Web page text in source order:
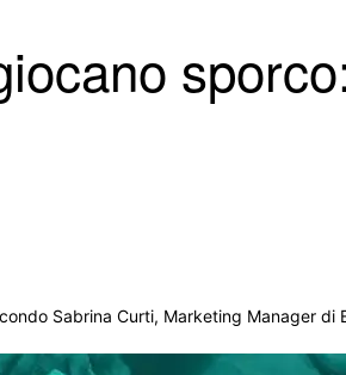
Sabrina Curti, Marketing Manager di